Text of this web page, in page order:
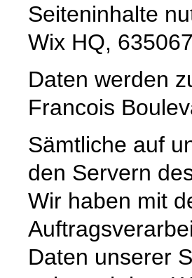
Seiteninhalte
Wix HQ,
Daten werden
Francois
Sämtliche auf
den Servern
Wir haben mit
Daten unserer